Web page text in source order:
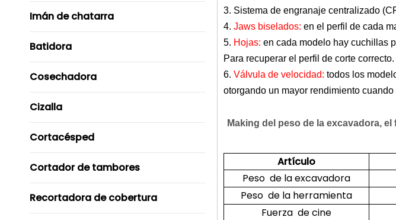
Imán de chatarra
Batidora
Cosechadora
Cizalla
Cortacésped
Cortador de tambores
Recortadora de cobertura
3. Sistema de engranaje centralizado
4. Jaws biselados: en el perfil de cada
5. Hojas: en cada modelo hay cuchillas
Para recuperar el perfil de corte correcto.
6. Válvula de velocidad: todos los
otorgando un mayor rendimiento
Making del peso de la excavadora,
Artículo
Peso de la excavadora
Peso de la herramienta
Fuerza de cine